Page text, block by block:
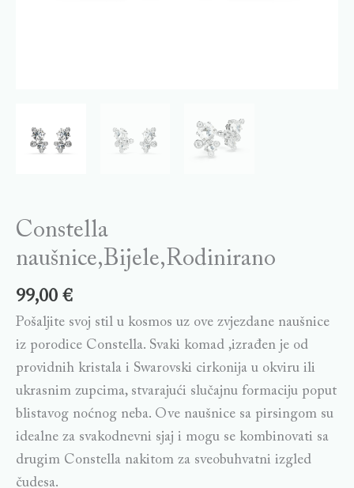
Constella
naušnice,Bijele,Rodinirano
99,00 €
Pošaljite svoj stil u kosmos uz ove zvjezdane naušnice
iz porodice Constella. Svaki komad ,izrađen je od
providnih kristala i Swarovski cirkonija u okviru ili
ukrasnim zupcima, stvarajući slučajnu formaciju poput
blistavog noćnog neba. Ove naušnice sa pirsingom su
idealne za svakodnevni sjaj i mogu se kombinovati sa
drugim Constella nakitom za sveobuhvatni izgled
čudesa.